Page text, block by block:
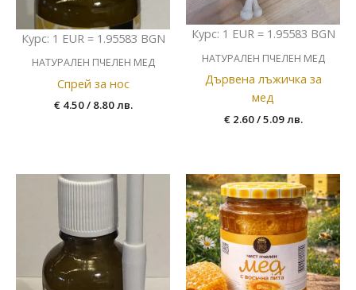
Курс: 1 EUR = 1.95583 BGN
НАТУРАЛЕН ПЧЕЛЕН МЕД
Спрей за нос
€4.50/ 8.80 лв.
Курс: 1 EUR = 1.95583 BGN
НАТУРАЛЕН ПЧЕЛЕН МЕД
Дървена лъжичка за
мед
€2.60/ 5.09 лв.